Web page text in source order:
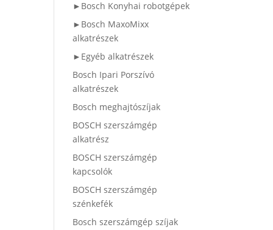
►Bosch Konyhai robotgépek
►Bosch MaxoMixx
alkatrészek
►Egyéb alkatrészek
Bosch Ipari Porszívó
alkatrészek
Bosch meghajtószíjak
BOSCH szerszámgép
alkatrész
BOSCH szerszámgép
kapcsolók
BOSCH szerszámgép
szénkefék
Bosch szerszámgép szíjak